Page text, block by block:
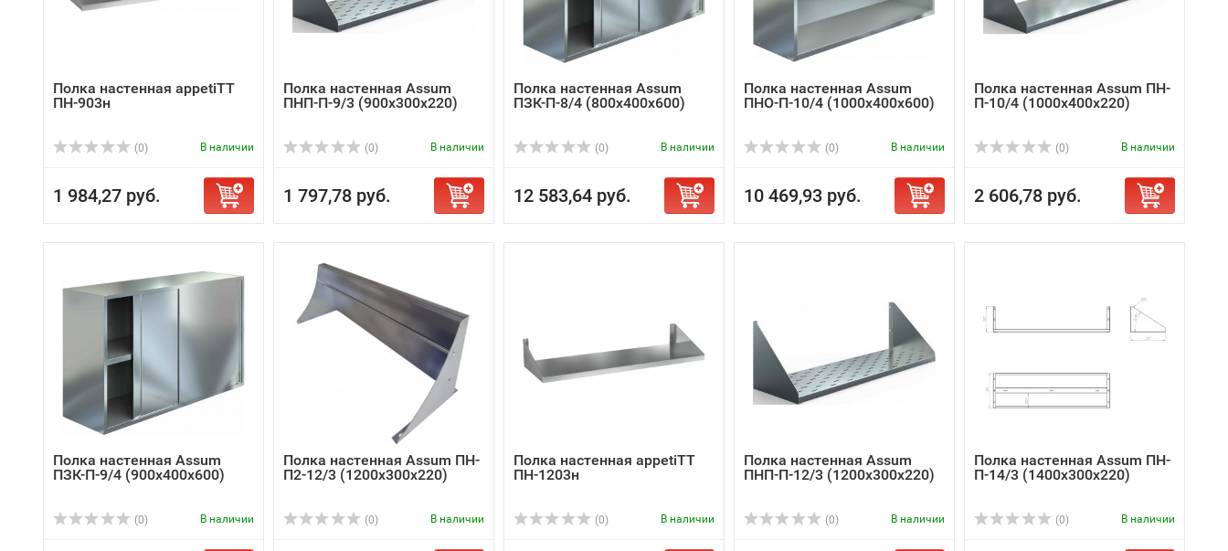
Полка настенная appetiTT
ПН-903н
(0) В наличии
1 984,27 руб.
Полка настенная Assum
ПНП-П-9/3 (900х300х220)
(0) В наличии
1 797,78 руб.
Полка настенная Assum
ПЗК-П-8/4 (800х400х600)
(0) В наличии
12 583,64 руб.
Полка настенная Assum
ПНО-П-10/4 (1000х400х600)
(0) В наличии
10 469,93 руб.
Полка настенная Assum ПН-
П-10/4 (1000х400х220)
(0) В наличии
2 606,78 руб.
Полка настенная Assum
ПЗК-П-9/4 (900х400х600)
(0) В наличии
Полка настенная Assum ПН-
П2-12/3 (1200х300х220)
(0) В наличии
Полка настенная appetiTT
ПН-1203н
(0) В наличии
Полка настенная Assum
ПНП-П-12/3 (1200х300х220)
(0) В наличии
Полка настенная Assum ПН-
П-14/3 (1400х300х220)
(0) В наличии